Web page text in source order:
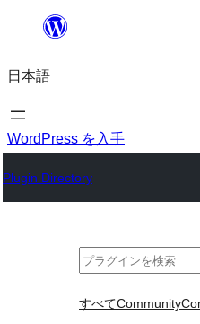
を
ス
キ
プ
日本語
WordPress を入手
Plugin Directory
検
すべてCommunity